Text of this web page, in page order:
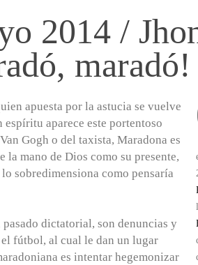
2014 /
maradó!
apuesta por la astucia se vuelve
aparece este portentoso
Gogh o del taxista, Maradona es
la mano de Dios como su presente,
sobredimensiona como pensaría
dictatorial, son denuncias y
fútbol, al cual le dan un lugar
es intentar hegemonizar